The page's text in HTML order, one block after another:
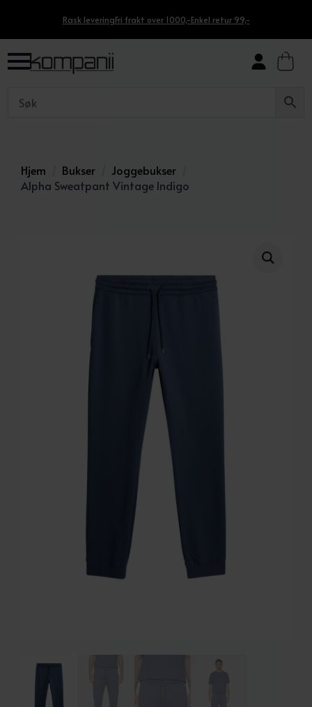
Rask leveringFri frakt over 1000,-Enkel retur 99,-
Hjem Bukser
Joggebukser
Alpha Sweatpant Vintage Indigo